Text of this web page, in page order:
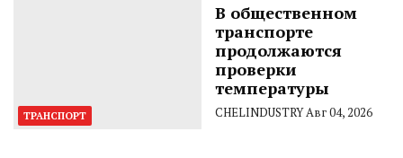
ТРАНСПОРТ
В общественном
транспорте
продолжаются
проверки
температуры
CHELINDUSTRYАвг 04, 2026